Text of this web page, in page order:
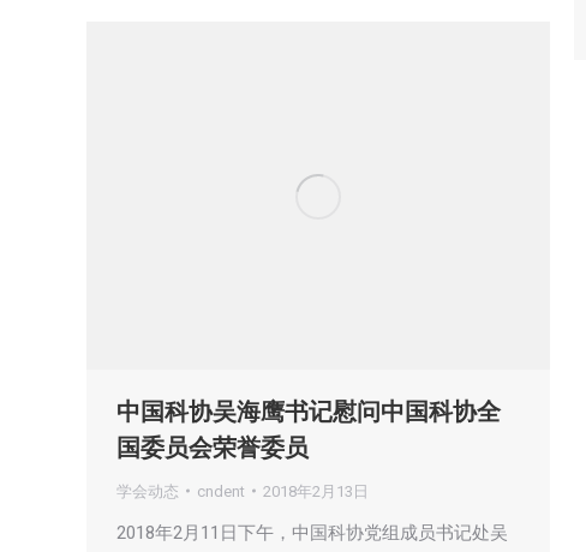
中国科协吴海鹰书记慰问中国科协全
国委员会荣誉委员
学会动态 cndent 2018年2月13日
2018年2月11日下午，中国科协党组成员书记处吴